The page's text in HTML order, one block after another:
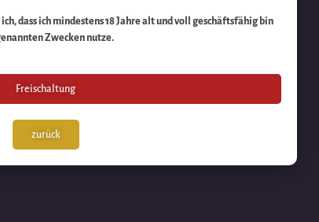
dass ich mindestens 18 Jahre alt und voll geschäftsfähig bin
Zwecken nutze.
Freischaltung
zurück